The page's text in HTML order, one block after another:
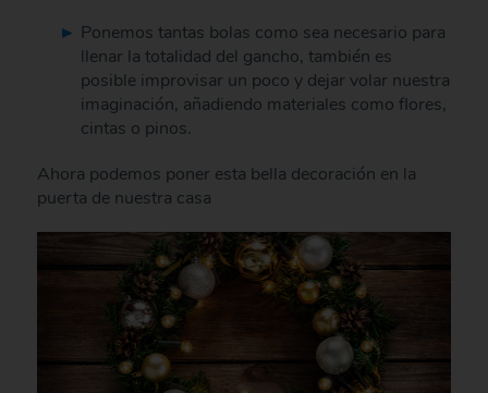
Ponemos tantas bolas como sea necesario para
llenar la totalidad del gancho, también es
posible improvisar un poco y dejar volar nuestra
imaginación, añadiendo materiales como flores,
cintas o pinos.
Ahora podemos poner esta bella decoración en la
puerta de nuestra casa